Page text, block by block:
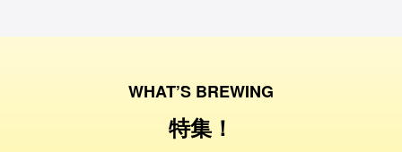
WHAT’S BREWING
特集！